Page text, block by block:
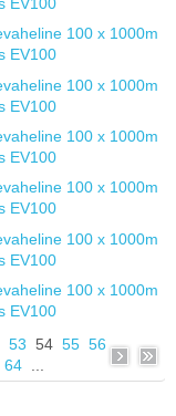
53 54 55 56
64...